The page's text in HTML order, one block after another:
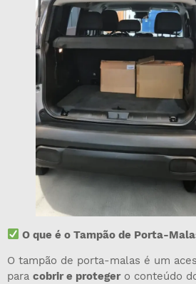
O que é o Tampão de Porta-
O tampão de porta-malas é um
para cobrir e protegero conteúdo